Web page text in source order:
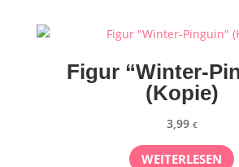
Figur “Winter-
(Kopie)
3,99 €
WEITERLESEN